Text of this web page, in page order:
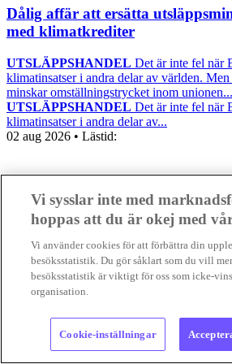
Dålig affär att ersätta
med klimatkrediter
UTSLÄPPSHANDEL Det är inte fel när
klimatinsatser i andra delar av världen. Men
minskar omställningstrycket inom unionen...
UTSLÄPPSHANDEL Det är inte fel när
klimatinsatser i andra delar av...
02 aug 2026 • Lästid:
Foto:Kevin Snyman/Pixabay
Nyheter Positiva nyheter
Vi sysslar inte med
hoppas att du är okej med
Vi använder cookies för att förbättra din
besöksstatistik. Du gör såklart som du vill
besöksstatistik är viktigt för oss som icke-
organisation.
Cookie-inställningar